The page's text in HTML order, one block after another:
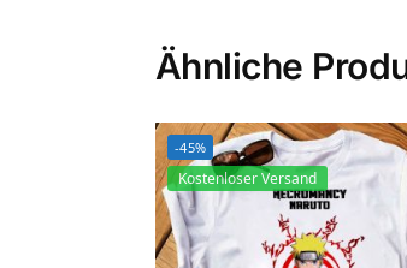
Ähnliche
-45%
Kostenloser Versand